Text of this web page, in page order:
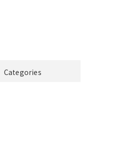
Categories